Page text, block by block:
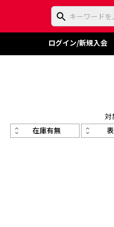
ログイン/新規入会
対
在庫有無